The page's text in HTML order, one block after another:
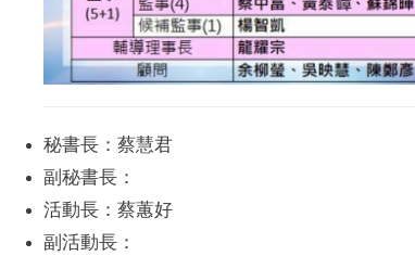
秘書長：蔡慧君
副秘書長：
活動長：蔡蕙好
副活動長：